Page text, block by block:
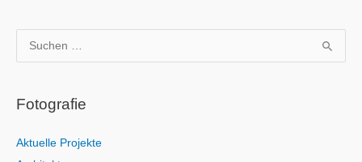
u
h
n
Fotografie
Aktuelle Projekte